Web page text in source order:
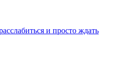
и просто ждать